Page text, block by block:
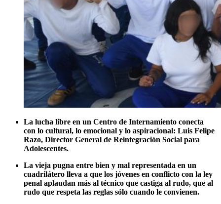
La lucha libre en un Centro de Internamiento conecta
con lo cultural, lo emocional y lo aspiracional: Luis Felipe
Razo, Director General de Reintegración Social para
Adolescentes.
La vieja pugna entre bien y mal representada en un
cuadrilátero lleva a que los jóvenes en conflicto con la ley
penal aplaudan más al técnico que castiga al rudo, que al
rudo que respeta las reglas sólo cuando le convienen.